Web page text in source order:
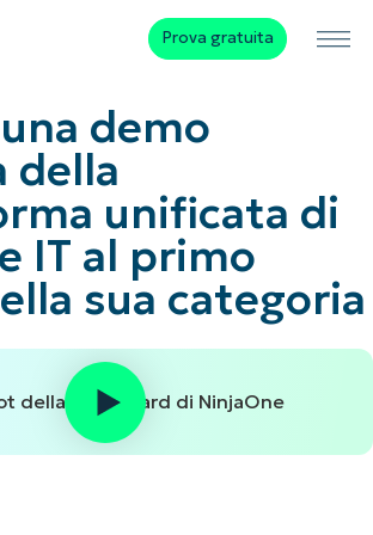
Prova gratuita
demo
della
unificata di
IT al primo
sua categoria